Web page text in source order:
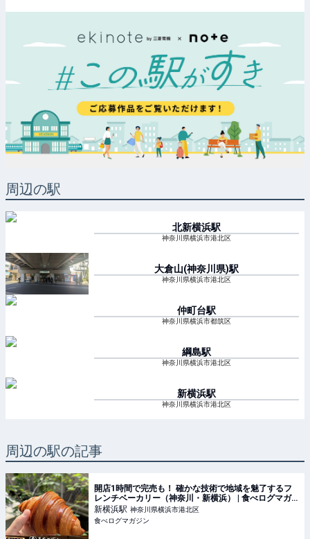
周辺の駅
北新横浜駅
神奈川県横浜市港北区
大倉山(神奈川県)駅
神奈川県横浜市港北区
仲町台駅
神奈川県横浜市都筑区
綱島駅
神奈川県横浜市港北区
新横浜駅
神奈川県横浜市港北区
周辺の駅の記事
開店1時間で完売も！ 確かな技術で地域を魅了するフ
レンチベーカリー（神奈川・新横浜） | 食べログマガ
ジン
新横浜駅 神奈川県横浜市港北区
食べログマガジン